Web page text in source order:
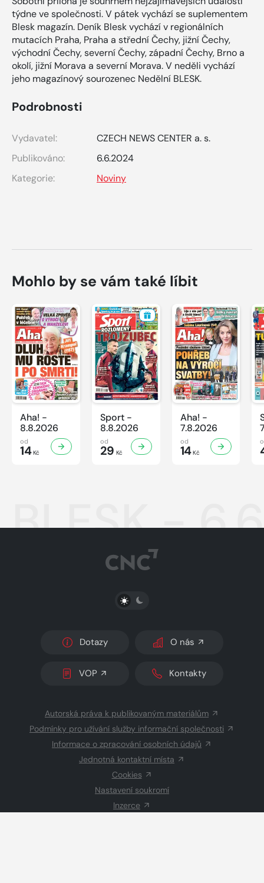
týdne ve společnosti. V pátek vychází se suplementem
Blesk magazín. Deník Blesk vychází v regionálních
mutacích Praha, Praha a střední Čechy, jižní Čechy,
východní Čechy, severní Čechy, západní Čechy, Brno a
okolí, jižní Morava a severní Morava. V neděli vychází
jeho magazínový sourozenec Nedělní BLESK.
Podrobnosti
Vydavatel:
CZECH NEWS CENTER a. s.
Publikováno:
6.6.2024
Kategorie:
Noviny
Mohlo by se vám také líbit
Aha! -
8.8.2026
od
14Kč
Sport -
8.8.2026
od
29 Kč
Aha! -
7.8.2026
od
14Kč
BLESK -
PŘEPNOUT SVĚTLÝ/TMAVÝ REŽIM
Dotazy O nás
VOP Kontakty
Autorská práva k publikovaným materiálům
Podmínky pro užívání služby informační společnosti
Informace o zpracování osobních údajů
Jednotná kontaktní místa
Cookies
Nastavení soukromí
Inzerce